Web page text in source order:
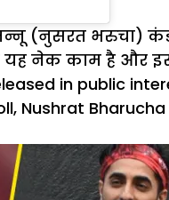
(नुसरत भरुचा)
नेक काम है और
in public
, Nushrat